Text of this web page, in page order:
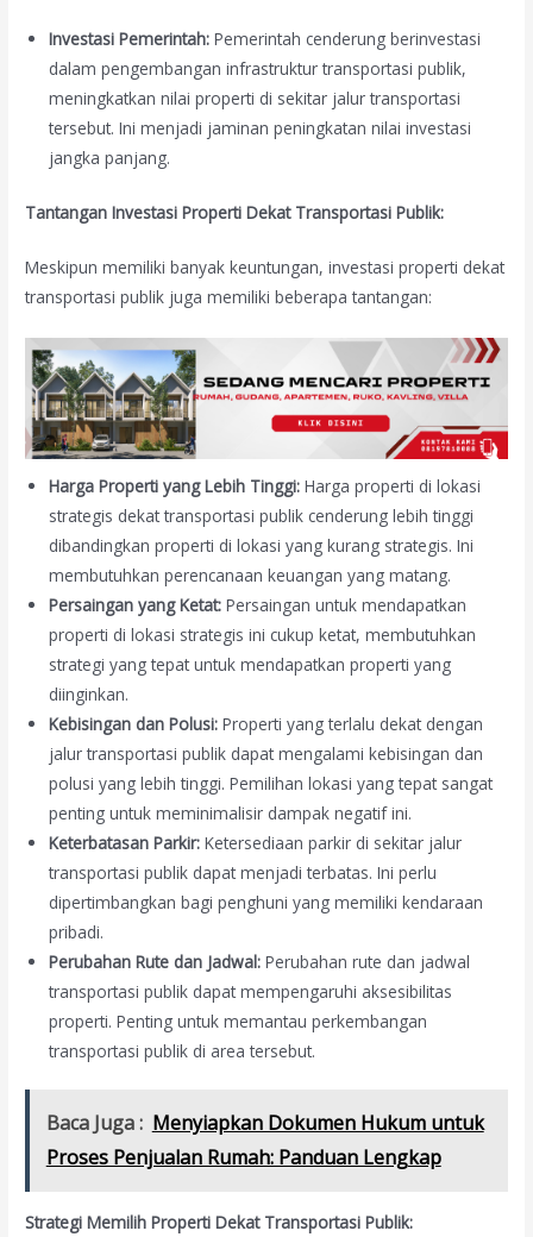
Investasi Pemerintah: Pemerintah cenderung berinvestasi
dalam pengembangan infrastruktur transportasi publik,
meningkatkan nilai properti di sekitar jalur transportasi
tersebut. Ini menjadi jaminan peningkatan nilai investasi
jangka panjang.
Tantangan Investasi Properti Dekat Transportasi Publik:
Meskipun memiliki banyak keuntungan, investasi properti dekat
transportasi publik juga memiliki beberapa tantangan:
Harga Properti yang Lebih Tinggi: Harga properti di lokasi
strategis dekat transportasi publik cenderung lebih tinggi
dibandingkan properti di lokasi yang kurang strategis. Ini
membutuhkan perencanaan keuangan yang matang.
Persaingan yang Ketat: Persaingan untuk mendapatkan
properti di lokasi strategis ini cukup ketat, membutuhkan
strategi yang tepat untuk mendapatkan properti yang
diinginkan.
Kebisingan dan Polusi: Properti yang terlalu dekat dengan
jalur transportasi publik dapat mengalami kebisingan dan
polusi yang lebih tinggi. Pemilihan lokasi yang tepat sangat
penting untuk meminimalisir dampak negatif ini.
Keterbatasan Parkir: Ketersediaan parkir di sekitar jalur
transportasi publik dapat menjadi terbatas. Ini perlu
dipertimbangkan bagi penghuni yang memiliki kendaraan
pribadi.
Perubahan Rute dan Jadwal: Perubahan rute dan jadwal
transportasi publik dapat mempengaruhi aksesibilitas
properti. Penting untuk memantau perkembangan
transportasi publik di area tersebut.
Baca Juga : Menyiapkan Dokumen Hukum untuk
Proses Penjualan Rumah: Panduan Lengkap
Strategi Memilih Properti Dekat Transportasi Publik: